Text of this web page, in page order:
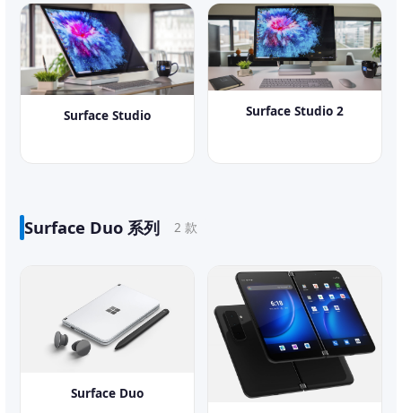
Surface Studio Surface Studio 2
Surface Duo 系列 2 款
Surface Duo